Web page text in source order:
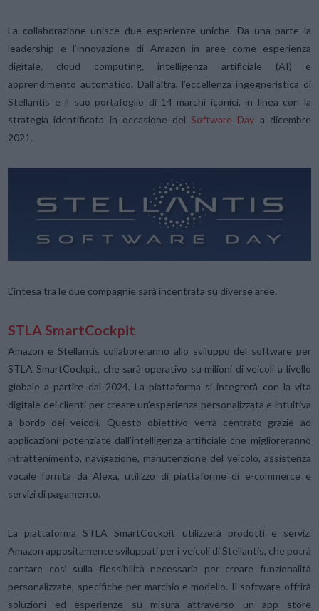
La collaborazione unisce due esperienze uniche. Da una parte la
leadership e l’innovazione di Amazon in aree come esperienza
digitale, cloud computing, intelligenza artificiale (AI) e
apprendimento automatico. Dall’altra, l’eccellenza ingegneristica di
Stellantis e il suo portafoglio di 14 marchi iconici, in linea con la
strategia identificata in occasione delSoftware Day a dicembre
2021.
L’intesa tra le due compagnie sarà incentrata su diverse aree.
STLA SmartCockpit
Amazon e Stellantis collaboreranno allo sviluppo del software per
STLA SmartCockpit, che sarà operativo su milioni di veicoli a livello
globale a partire dal 2024. La piattaforma si integrerà con la vita
digitale dei clienti per creare un’esperienza personalizzata e intuitiva
a bordo dei veicoli. Questo obiettivo verrà centrato grazie ad
applicazioni potenziate dall’intelligenza artificiale che miglioreranno
intrattenimento, navigazione, manutenzione del veicolo, assistenza
vocale fornita da Alexa, utilizzo di piattaforme di e-commerce e
servizi di pagamento.
La piattaforma STLA SmartCockpit utilizzerà prodotti e servizi
Amazon appositamente sviluppati per i veicoli di Stellantis, che potrà
contare così sulla flessibilità necessaria per creare funzionalità
personalizzate, specifiche per marchio e modello. Il software offrirà
soluzioni ed esperienze su misura attraverso un app store